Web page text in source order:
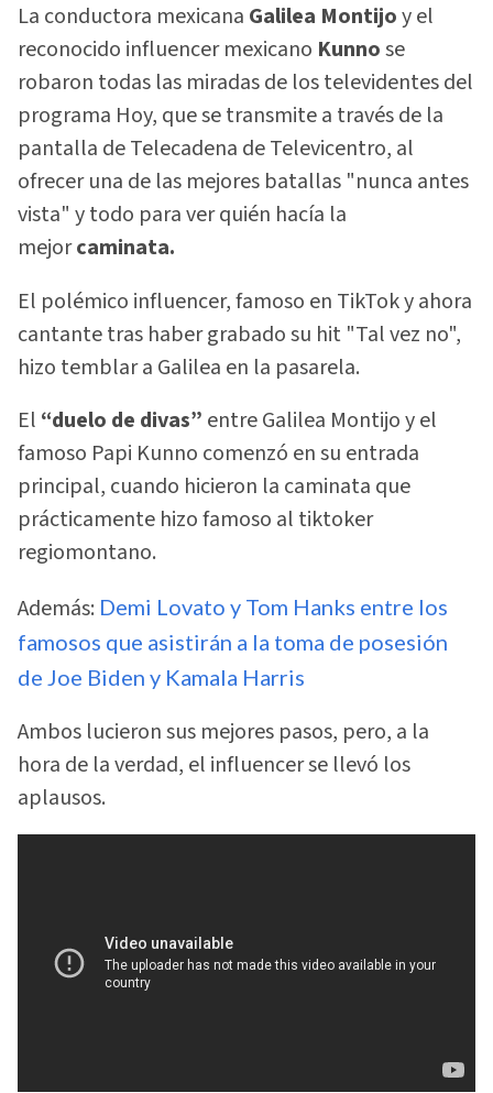
La conductora mexicana Galilea Montijoy el
reconocido influencer mexicano Kunnose
robaron todas las miradas de los televidentes del
programa Hoy, que se transmite a través de la
pantalla de Telecadena de Televicentro, al
ofrecer una de las mejores batallas "nunca antes
vista" y todo para ver quién hacía la
mejorcaminata.
El polémico influencer, famoso en TikTok y ahora
cantante tras haber grabado su hit "Tal vez no",
hizo temblar a Galilea en la pasarela.
El “duelo de divas” entre Galilea Montijo y el
famoso Papi Kunno comenzó en su entrada
principal, cuando hicieron la caminata que
prácticamente hizo famoso al tiktoker
regiomontano.
Además: Demi Lovato y Tom Hanks entre los
famosos que asistirán a la toma de posesión
de Joe Biden y Kamala Harris
Ambos lucieron sus mejores pasos, pero, a la
hora de la verdad, el influencer se llevó los
aplausos.